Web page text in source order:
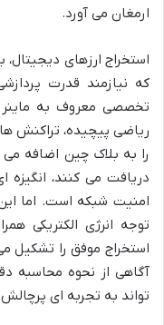
ارمغان می آورد.
استخراج ارزهای
که نیازمند قدرت
تخصصی معروف به
ریاضی پیچیده، تراکنش
را به بلاک چین اضافه می
دریافت می کنند،
امنیت شبکه است. اما
توجه انرژی الکتریکی
استخراج موفق را تشکیل
آگاهی از نحوه محاسبه
تواند به تجربه ای